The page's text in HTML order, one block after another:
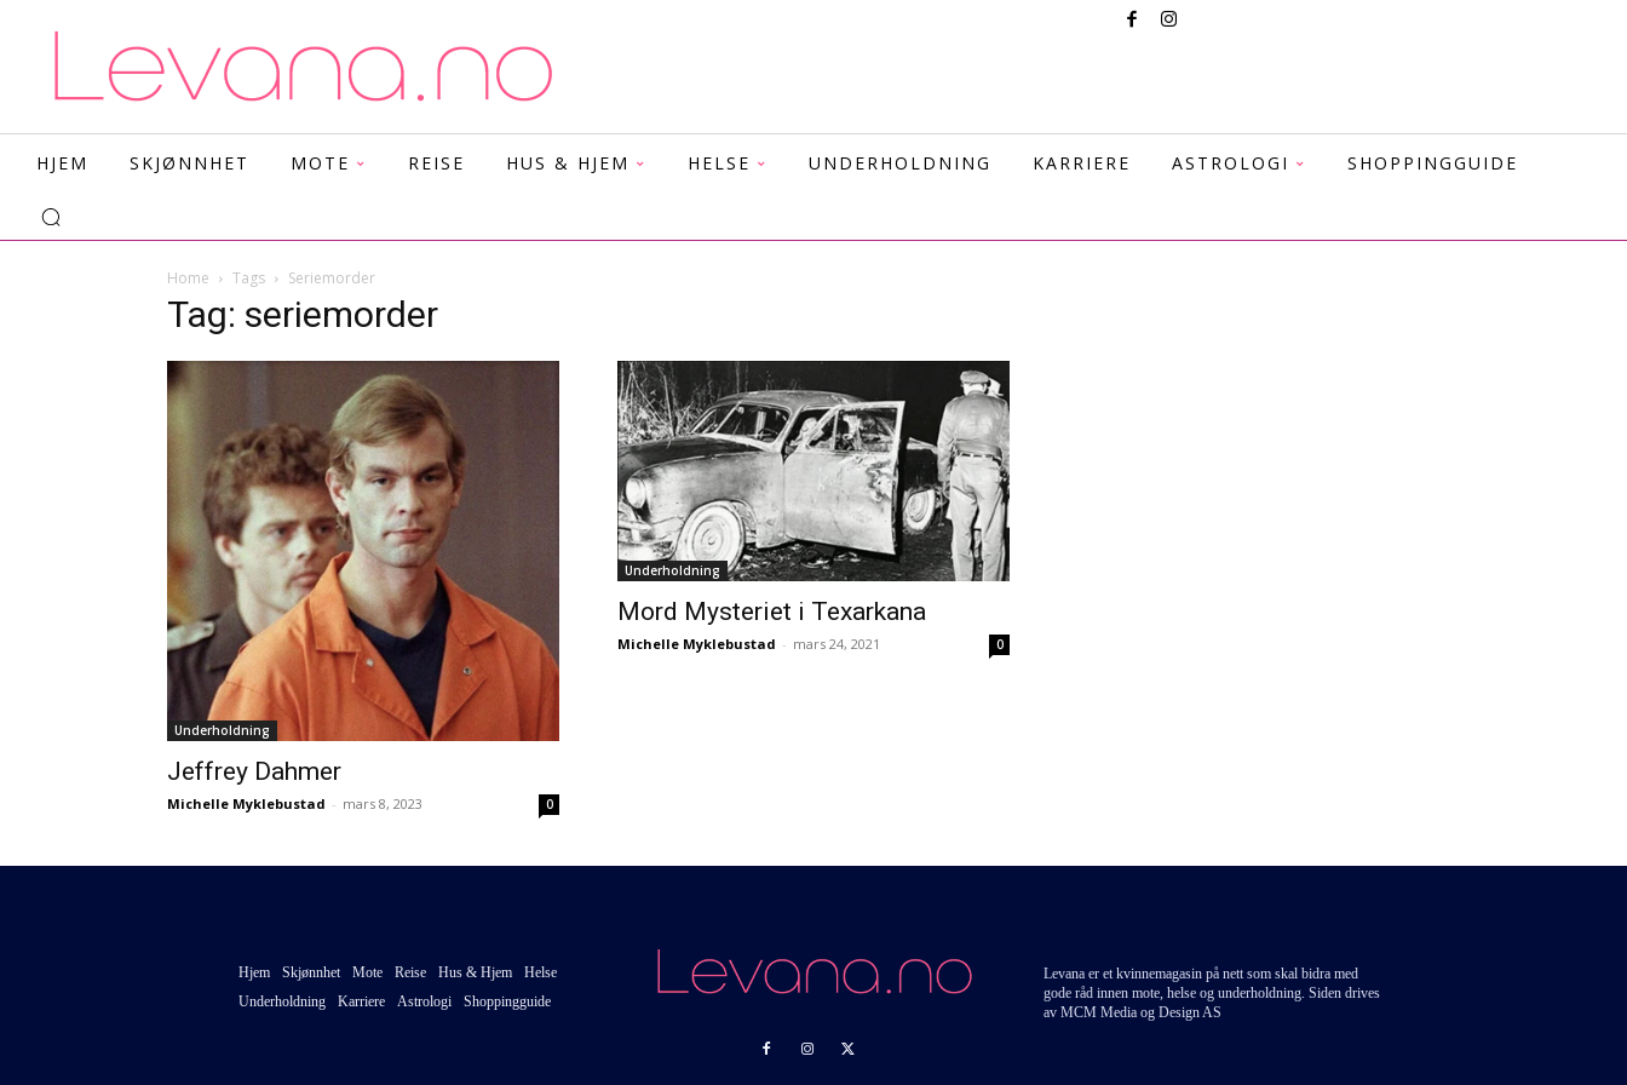
HJEM SKJØNNHET MOTE REISE HUS & HJEM HELSE UNDERHOLDNING KARRIERE ASTROLOGI SHOPPINGGUIDE
Home Tags Seriemorder
Tag: seriemorder
Underholdning
Jeffrey Dahmer
Michelle Myklebustad - mars 8, 2023 0
Underholdning
Mord Mysteriet i Texarkana
Michelle Myklebustad - mars 24, 2021 0
Hjem Skjønnhet Mote Reise Hus & Hjem
Helse
Underholdning
Karriere Astrologi Shoppingguide
Levana er et kvinnemagasin på nett som skal bidra med
gode råd innen mote, helse og underholdning. Siden drives
av MCM Media og Design AS